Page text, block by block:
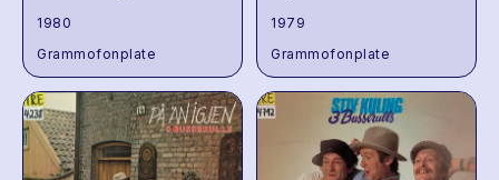
1980
Grammofonplate
1979
Grammofonplate